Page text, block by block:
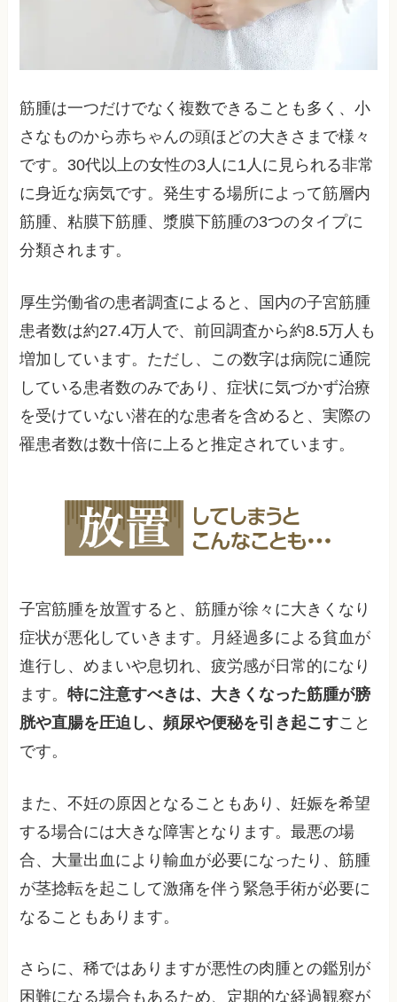
筋腫は一つだけでなく複数できることも多く、小
さなものから赤ちゃんの頭ほどの大きさまで様々
です。30代以上の女性の3人に1人に見られる非常
に身近な病気です。発生する場所によって筋層内
筋腫、粘膜下筋腫、漿膜下筋腫の3つのタイプに
分類されます。
厚生労働省の患者調査によると、国内の子宮筋腫
患者数は約27.4万人で、前回調査から約8.5万人も
増加しています。ただし、この数字は病院に通院
している患者数のみであり、症状に気づかず治療
を受けていない潜在的な患者を含めると、実際の
罹患者数は数十倍に上ると推定されています。
子宮筋腫を放置すると、筋腫が徐々に大きくなり
症状が悪化していきます。月経過多による貧血が
進行し、めまいや息切れ、疲労感が日常的になり
ます。特に注意すべきは、大きくなった筋腫が膀
胱や直腸を圧迫し、頻尿や便秘を引き起こすこと
です。
また、不妊の原因となることもあり、妊娠を希望
する場合には大きな障害となります。最悪の場
合、大量出血により輸血が必要になったり、筋腫
が茎捻転を起こして激痛を伴う緊急手術が必要に
なることもあります。
さらに、稀ではありますが悪性の肉腫との鑑別が
困難になる場合もあるため、定期的な経過観察が